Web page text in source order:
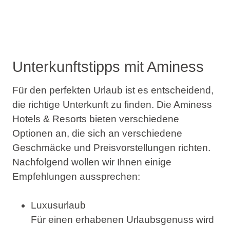
Unterkunftstipps mit Aminess
Für den perfekten Urlaub ist es entscheidend,
die richtige Unterkunft zu finden. Die Aminess
Hotels & Resorts bieten verschiedene
Optionen an, die sich an verschiedene
Geschmäcke und Preisvorstellungen richten.
Nachfolgend wollen wir Ihnen einige
Empfehlungen aussprechen:
Luxusurlaub
Für einen erhabenen Urlaubsgenuss wird